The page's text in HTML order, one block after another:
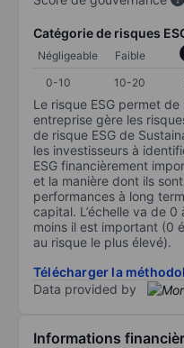
Catégorie de risques
Négligeable Faible
0-10
10-20
Le risque ESG permet
entreprise gère les
de risque ESG de
les investisseurs à
ESG financièrement
et la manière dont ils
performances à long
capital. L’échelle va de
moins il est important (0
au risque le plus élevé).
Télécharger la
Data provided by
Informations